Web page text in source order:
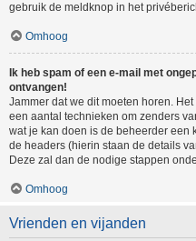
gebruik de meldknop in het
Omhoog
Ik heb spam of een e-mail met
ontvangen!
Jammer dat we dit moeten horen.
een aantal technieken om zenders
wat je kan doen is de beheerder een
de headers (hierin staan de details
Deze zal dan de nodige stappen
Omhoog
Vrienden en vijanden